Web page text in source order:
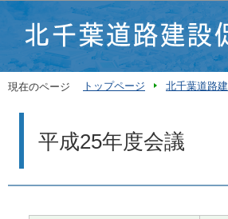
現在のページ トップページ 北千葉道路
平成25年度会議